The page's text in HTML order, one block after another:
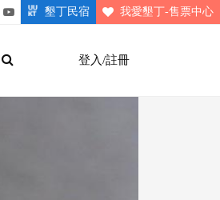
墾丁
墾丁民宿 我愛墾丁-售票中心
登入/註冊